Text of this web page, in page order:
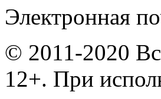
Электронная
© 2011-2020
12+. При